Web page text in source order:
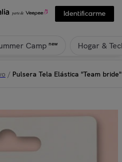
Identificarme
Camp new Hogar &
/ Pulsera Tela Elástica "Team bride"